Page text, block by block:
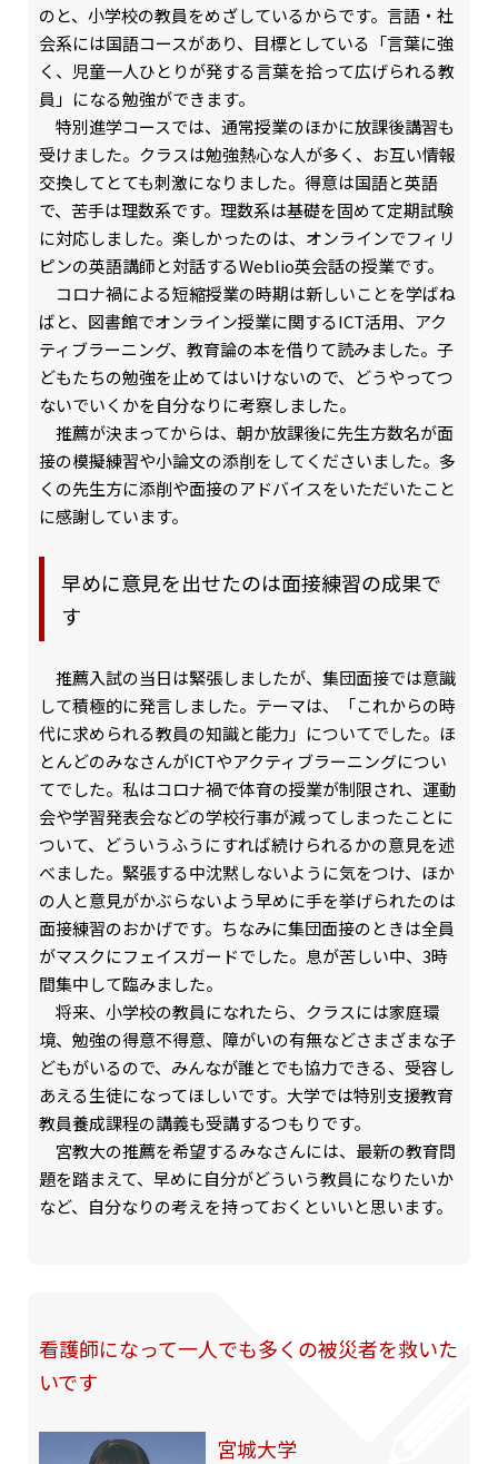
のと、小学校の教員をめざしているからです。言語・社
会系には国語コースがあり、目標としている「言葉に強
く、児童一人ひとりが発する言葉を拾って広げられる教
員」になる勉強ができます。
特別進学コースでは、通常授業のほかに放課後講習も
受けました。クラスは勉強熱心な人が多く、お互い情報
交換してとても刺激になりました。得意は国語と英語
で、苦手は理数系です。理数系は基礎を固めて定期試験
に対応しました。楽しかったのは、オンラインでフィリ
ピンの英語講師と対話するWeblio英会話の授業です。
コロナ禍による短縮授業の時期は新しいことを学ばね
ばと、図書館でオンライン授業に関するICT活用、アク
ティブラーニング、教育論の本を借りて読みました。子
どもたちの勉強を止めてはいけないので、どうやってつ
ないでいくかを自分なりに考察しました。
推薦が決まってからは、朝か放課後に先生方数名が面
接の模擬練習や小論文の添削をしてくださいました。多
くの先生方に添削や面接のアドバイスをいただいたこと
に感謝しています。
早めに意見を出せたのは面接練習の成果で
す
推薦入試の当日は緊張しましたが、集団面接では意識
して積極的に発言しました。テーマは、「これからの時
代に求められる教員の知識と能力」についてでした。ほ
とんどのみなさんがICTやアクティブラーニングについ
てでした。私はコロナ禍で体育の授業が制限され、運動
会や学習発表会などの学校行事が減ってしまったことに
ついて、どういうふうにすれば続けられるかの意見を述
べました。緊張する中沈黙しないように気をつけ、ほか
の人と意見がかぶらないよう早めに手を挙げられたのは
面接練習のおかげです。ちなみに集団面接のときは全員
がマスクにフェイスガードでした。息が苦しい中、3時
間集中して臨みました。
将来、小学校の教員になれたら、クラスには家庭環
境、勉強の得意不得意、障がいの有無などさまざまな子
どもがいるので、みんなが誰とでも協力できる、受容し
あえる生徒になってほしいです。大学では特別支援教育
教員養成課程の講義も受講するつもりです。
宮教大の推薦を希望するみなさんには、最新の教育問
題を踏まえて、早めに自分がどういう教員になりたいか
など、自分なりの考えを持っておくといいと思います。
看護師になって一人でも多くの被災者を救いた
いです
宮城大学